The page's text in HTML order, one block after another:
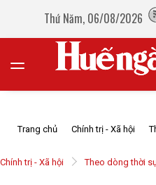
Thứ Năm, 06/08/2026
Trang chủ Chính trị - Xã hội
Chính trị - Xã hội Theo dòng thời